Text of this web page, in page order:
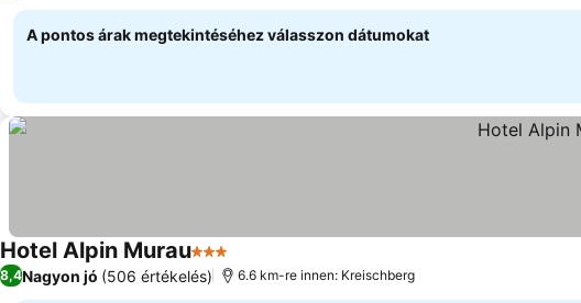
A pontos árak megtekintéséhez válasszon dátumokat
Hotel Alpin Murau3 Kategória
8,4Nagyon jó (506 értékelés) 6.6 km-re innen: Kreischberg